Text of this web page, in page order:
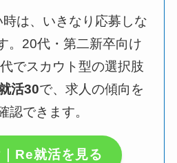
は、いきなり応募しな
。20代・第二新卒向け
でスカウト型の選択肢
活30で、求人の傾向を
認できます。
Re就活を見る